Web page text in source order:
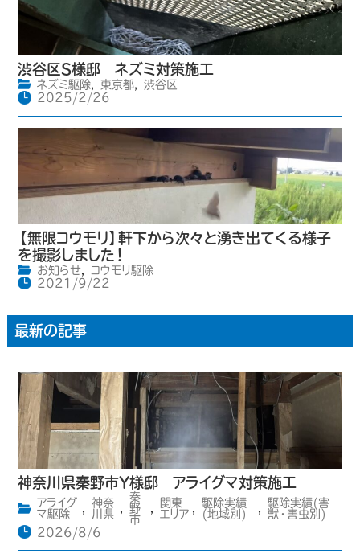
渋谷区S様邸 ネズミ対策施工
ネズミ駆除, 東京都,
渋谷区
2025/2/26
【無限コウモリ】軒下から次々と湧き出てくる様子
を撮影しました！
お知らせ,
コウモリ駆除
2021/9/22
最新の記事
神奈川県秦野市Y様邸 アライグマ対策施工
アライグ
マ駆除
,
神奈
川県 ,
秦
野
市
,
関東
エリア ,
駆除実績
(地域別)
,
駆除実績(害
獣・害虫別)
2026/8/6